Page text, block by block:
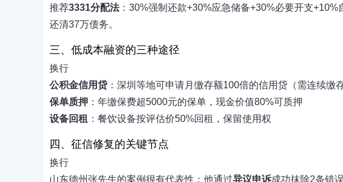
推荐3331分配法：30%强制还款+30%应急储备+30%必要开支
还清37万债务。
三、低成本融资的三种途径
换行
公积金信用贷 ：深圳等地可申请月缴存额100倍的信用贷（需连续缴
保单质押 ：年缴保费超5000元的保单，现金价值80%可质押
设备回租 ：餐饮设备按评估价50%回租，保留使用权
四、征信修复的关键节点
换行
山东德州张先生的案例很有代表性：他通过异议申诉成功抹除2条错